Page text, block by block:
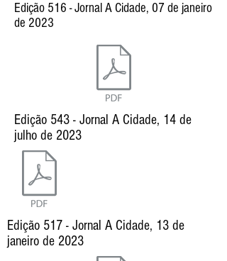
Edição 516 - Jornal A Cidade, 07 de janeiro
de 2023
Edição 543 - Jornal A Cidade, 14 de
julho de 2023
Edição 517 - Jornal A Cidade, 13 de
janeiro de 2023